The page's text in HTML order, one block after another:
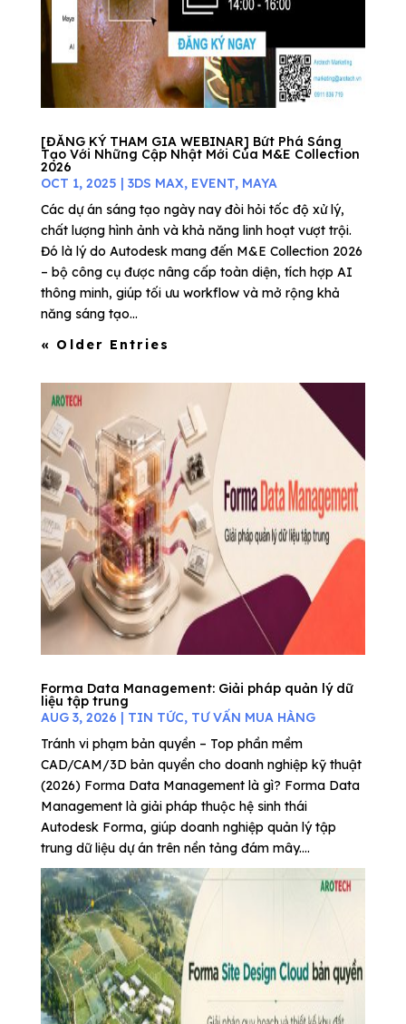
[ĐĂNG KÝ THAM GIA WEBINAR] Bứt Phá Sáng
Tạo Với Những Cập Nhật Mới Của M&E Collection
2026
OCT 1, 2025 | 3DS MAX, EVENT, MAYA
Các dự án sáng tạo ngày nay đòi hỏi tốc độ xử lý,
chất lượng hình ảnh và khả năng linh hoạt vượt trội.
Đó là lý do Autodesk mang đến M&E Collection 2026
– bộ công cụ được nâng cấp toàn diện, tích hợp AI
thông minh, giúp tối ưu workflow và mở rộng khả
năng sáng tạo...
« Older Entries
Forma Data Management: Giải pháp quản lý dữ
liệu tập trung
AUG 3, 2026 | TIN TỨC, TƯ VẤN MUA HÀNG
Tránh vi phạm bản quyền – Top phần mềm
CAD/CAM/3D bản quyền cho doanh nghiệp kỹ thuật
(2026) Forma Data Management là gì? Forma Data
Management là giải pháp thuộc hệ sinh thái
Autodesk Forma, giúp doanh nghiệp quản lý tập
trung dữ liệu dự án trên nền tảng đám mây....